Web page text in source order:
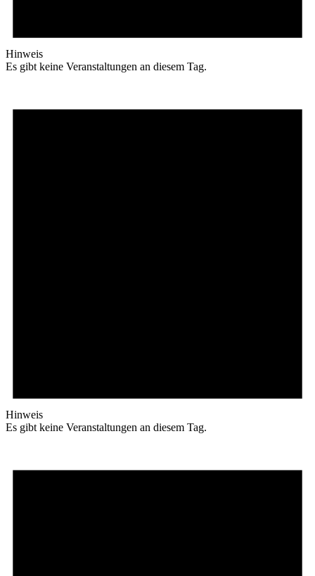
Hinweis
Es gibt keine Veranstaltungen an diesem Tag.
Hinweis
Es gibt keine Veranstaltungen an diesem Tag.